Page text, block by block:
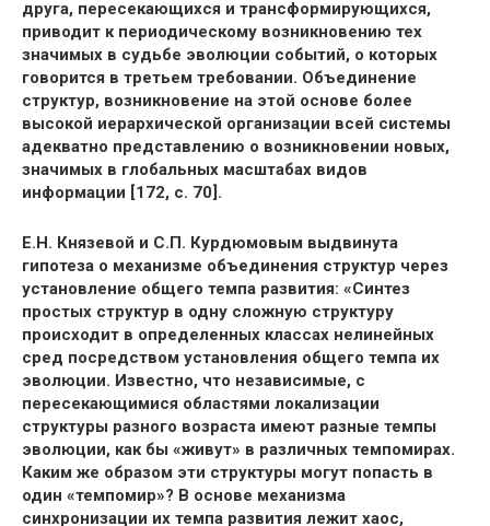
друга, пересекающихся и трансформирующихся,
приводит к периодическому возникновению тех
значимых в судьбе эволюции событий, о которых
говорится в третьем требовании. Объединение
структур, возникновение на этой основе более
высокой иерархической организации всей системы
адекватно представлению о возникновении новых,
значимых в глобальных масштабах видов
информации [172, с. 70].
Е.Н. Князевой и С.П. Курдюмовым выдвинута
гипотеза о механизме объединения структур через
установление общего темпа развития: «Синтез
простых структур в одну сложную структуру
происходит в определенных классах нелинейных
сред посредством установления общего темпа их
эволюции. Известно, что независимые, с
пересекающимися областями локализации
структуры разного возраста имеют разные темпы
эволюции, как бы «живут» в различных темпомирах.
Каким же образом эти структуры могут попасть в
один «темпомир»? В основе механизма
синхронизации их темпа развития лежит хаос,